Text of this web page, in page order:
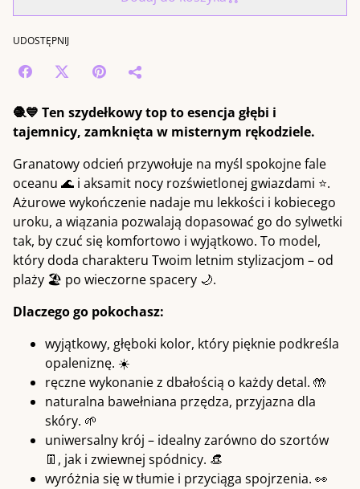
UDOSTĘPNIJ
🧶💙 Ten szydełkowy top to esencja głębi i
tajemnicy, zamknięta w misternym rękodziele.
Granatowy odcień przywołuje na myśl spokojne fale
oceanu 🌊 i aksamit nocy rozświetlonej gwiazdami ⭐.
Ażurowe wykończenie nadaje mu lekkości i kobiecego
uroku, a wiązania pozwalają dopasować go do sylwetki
tak, by czuć się komfortowo i wyjątkowo. To model,
który doda charakteru Twoim letnim stylizacjom – od
plaży 🏖️ po wieczorne spacery 🌙.
Dlaczego go pokochasz:
wyjątkowy, głęboki kolor, który pięknie podkreśla
opaleniznę. ☀️
ręczne wykonanie z dbałością o każdy detal. 🤲
naturalna bawełniana przędza, przyjazna dla
skóry. 🌱
uniwersalny krój – idealny zarówno do szortów
👖, jak i zwiewnej spódnicy. 👒
wyróżnia się w tłumie i przyciąga spojrzenia. 👀